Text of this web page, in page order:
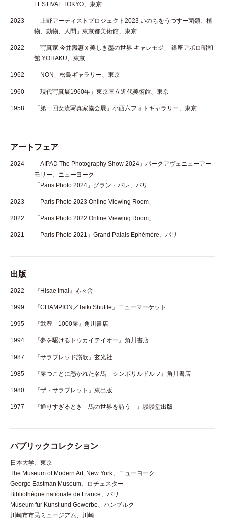
FESTIVAL TOKYO、東京
2023
「上野アーティストプロジェクト2023 いのちをうつすー菌類、植
物、動物、人間」東京都美術館、東京
2022
「写真家 今井壽惠 x 美しき墨の世界 キャレモジ」 銀座アポロ昭和
館 YOHAKU、東京
1962 「NON」松島ギャラリー、東京
1960 「現代写真展1960年」東京国立近代美術館、東京
1958 「第一回女流写真家協会展」小西六フォトギャラリー、東京
アートフェア
2024
「AIPAD The Photography Show 2024」パークアヴェニューアー
モリー、ニューヨーク
「Paris Photo 2024」グラン・パレ、パリ
2023 「Paris Photo 2023 Online Viewing Room」
2022 「Paris Photo 2022 Online Viewing Room」
2021 「Paris Photo 2021」Grand Palais Ephémère、パリ
出版
2022 『Hisae Imai』赤々舎
1999 『CHAMPION／Taiki Shuttle』ニューマーケット
1995 『武豊 1000勝』角川書店
1994 『夢を駆けるトウカイテイオー』角川書店
1987 『サラブレッド讃歌』玄光社
1985 『勝つことに憑かれた名馬 シンボリルドルフ』角川書店
1980 『ザ・サラブレット』東出版
1977 『通りすぎるとき―馬の世界を詩う―』駸駸堂出版
パブリックコレクション
日本大学、東京
The Museum of Modern Art, New York、ニューヨーク
George Eastman Museum、ロチェスター
Bibliothèque nationale de France、パリ
Museum fur Kunst und Gewerbe、ハンブルク
川崎市市民ミュージアム、川崎